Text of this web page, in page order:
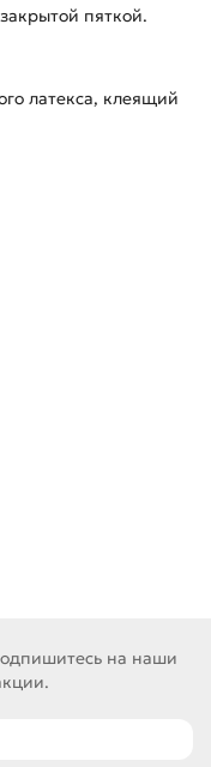
пяткой.
латекса, клеящий
на наши